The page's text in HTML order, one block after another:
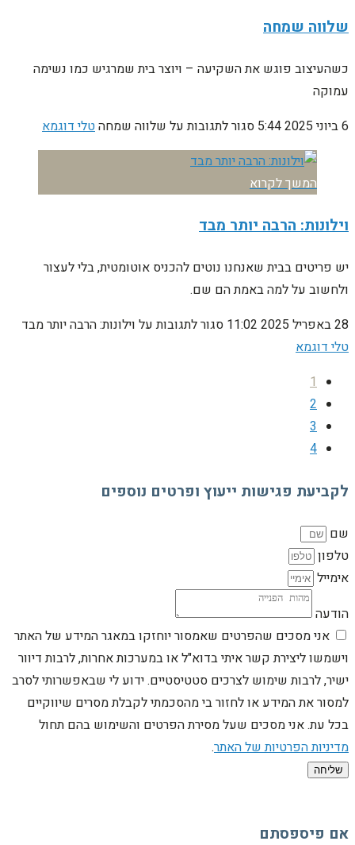
שלווה שמחה
כשהעיצוב פוגש את השקיעה – ויוצר בית שמרגיש כמו נשימה
עמוקה
6 ביוני 2025
5:44 סגור לתגובותעל שלווה שמחהטלי דוגמא
המשך לקרוא
וילונות: הרבה יותר מבד
יש פריטים בבית שאנחנו נוטים להכניס אוטומטית, בלי לעצור
ולחשוב על למה באמת הם שם.
28 באפריל 2025
11:02 סגור לתגובותעל וילונות: הרבה יותר מבד
טלי דוגמא
1
2
3
4
לקביעת פגישות ייעוץ ופרטים נוספים
שם
טלפון
אימייל
הודעה
אני מסכים שהפרטים שאמסור יוחזקו במאגר המידע של האתר
וישמשו ליצירת קשר איתי בדוא"ל או במערכות אחרות, לרבות דיוור
ישיר, לרבות שימוש לצרכים סטטיסטיים. ידוע לי שבאפשרותי לסרב
למסור את המידע או לחזור בי מהסכמתי לקבלת מסרים שיווקיים
בכל עת. אני מסכים שעל מסירת הפרטים והשימוש בהם תחול
מדיניות הפרטיות של האתר.
שליחה
אם פיספסתם